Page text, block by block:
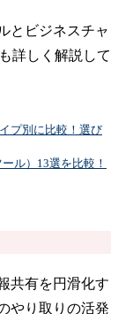
とビジネスチャ
詳しく解説して
プ別に比較！選び
ル）13選を比較！
共有を円滑化す
やり取りの活発